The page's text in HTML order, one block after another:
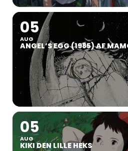
05
AUG
ANGEL’S EGG (1985) AF
05
AUG
KIKI DEN LILLE HEKS